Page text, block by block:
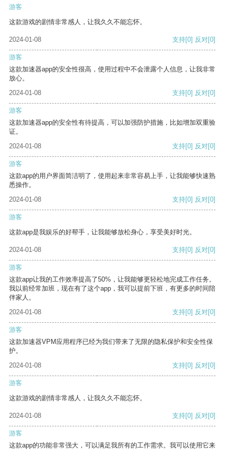
游客
这款游戏的剧情非常感人，让我久久不能忘怀。
2024-01-08 支持[0] 反对[0]
游客
这款加速器app的安全性很高，使用过程中不会泄露个人信息，让我非常
放心。
2024-01-08
支持[0] 反对[0]
游客
这款加速器app的安全性有待提高，可以加强防护措施，比如增加双重验
证。
2024-01-08
支持[0] 反对[0]
游客
这款app的用户界面简洁明了，使用起来非常容易上手，让我能够快速熟
悉操作。
2024-01-08
支持[0] 反对[0]
游客
这款app是我娱乐的好帮手，让我能够放松身心，享受美好时光。
2024-01-08 支持[0] 反对[0]
游客
这款app让我的工作效率提高了50%，让我能够更轻松地完成工作任务。
我以前经常加班，现在有了这个app，我可以提前下班，有更多的时间陪
伴家人。
2024-01-08
支持[0] 反对[0]
游客
这款加速器VPM应用程序已经为我们带来了无限的隐私保护和安全性保
护。
2024-01-08
支持[0] 反对[0]
游客
这款游戏的剧情非常感人，让我久久不能忘怀。
2024-01-08 支持[0] 反对[0]
游客
这款app的功能非常强大，可以满足我所有的工作需求。我可以使用它来